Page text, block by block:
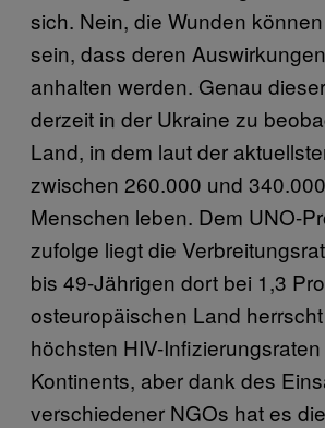
sich. Nein, die Wunden
sein, dass deren
anhalten werden. Genau
derzeit in der Ukraine zu
Land, in dem laut der
zwischen 260.000 und
Menschen leben. Dem UNO-
zufolge liegt die
bis 49-Jährigen dort bei 1,3
osteuropäischen Land
höchsten HIV-
Kontinents, aber dank des
verschiedener NGOs hat es